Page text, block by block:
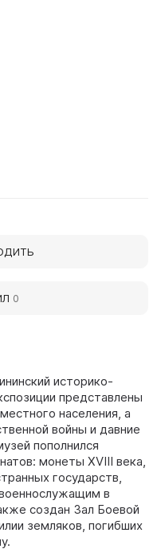
историко-
представлены
населения, а
войны и давние
пополнился
монеты XVIII века,
государств,
в
создан Зал Боевой
земляков, погибших
0